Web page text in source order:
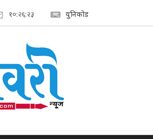
१०:२६:२४ युनिकोड